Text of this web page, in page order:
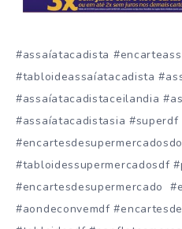
#assaíatacadista
#tabloideassaíatacadista
#assaíatacadistaceilandia
#assaíatacadistasia #superdf
#tabloidessupermercadosdf
#encartesdesupermercado
#aondeconvemdf